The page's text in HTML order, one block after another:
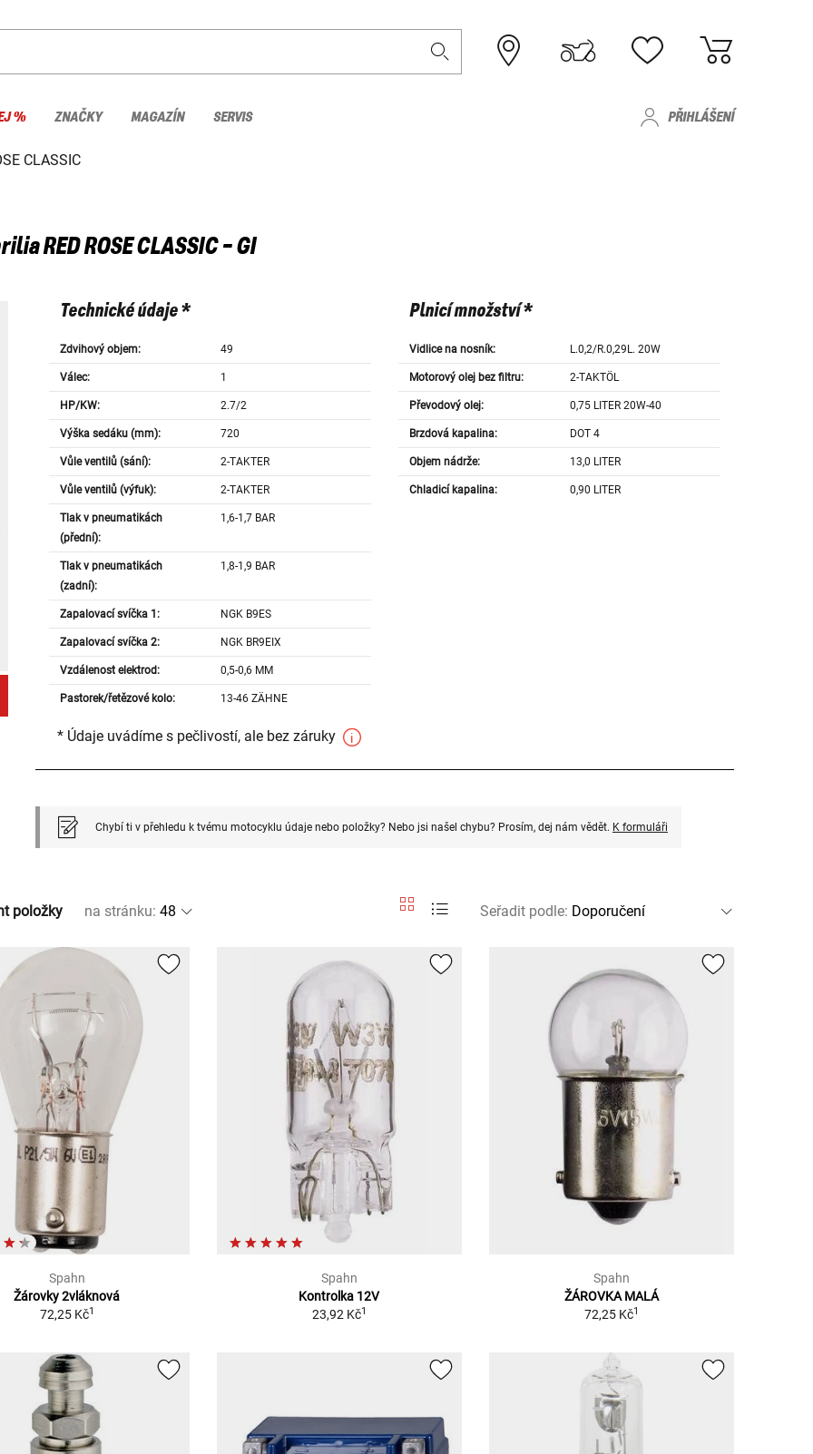
% ZNAČKY MAGAZÍN SERVIS PŘIHLÁŠENÍ
CLASSIC
RED ROSE CLASSIC - GI
Technické údaje *
Zdvihový objem: 49
Válec: 1
HP/KW: 2.7/2
Výška sedáku (mm): 720
Vůle ventilů (sání): 2-TAKTER
Vůle ventilů (výfuk): 2-TAKTER
Tlak v pneumatikách
(přední):
1,6-1,7 BAR
Tlak v pneumatikách
(zadní):
1,8-1,9 BAR
Zapalovací svíčka 1: NGK B9ES
Zapalovací svíčka 2: NGK BR9EIX
Vzdálenost elektrod: 0,5-0,6 MM
Pastorek/řetězové kolo: 13-46 ZÄHNE
Plnicí množství *
Vidlice na nosník: L.0,2/R.0,29L. 20W
Motorový olej bez filtru: 2-TAKTÖL
Převodový olej: 0,75 LITER 20W-40
Brzdová kapalina: DOT 4
Objem nádrže: 13,0 LITER
Chladicí kapalina: 0,90 LITER
* Údaje uvádíme s pečlivostí, ale bez záruky
Chybí ti v přehledu k tvému motocyklu údaje nebo položky? Nebo jsi našel chybu? Prosím, dej nám vědět. K formuláři
položky na stránku: Seřadit podle:
Spahn
Žárovky 2vláknová
72,25 Kč1
Spahn
Kontrolka 12V
23,92 Kč1
Spahn
ŽÁROVKA MALÁ
72,25 Kč1